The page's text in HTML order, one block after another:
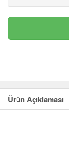
Ürün Açıklaması